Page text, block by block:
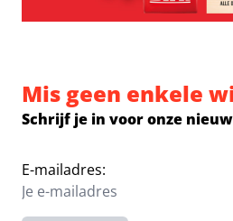
Mis geen enkele
Schrijf je in voor onze
E-mailadres: